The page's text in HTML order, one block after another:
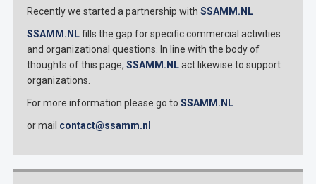
Recently we started a partnership with SSAMM.NL
SSAMM.NLfills the gap for specific commercial activities
and organizational questions. In line with the body of
thoughts of this page, SSAMM.NLact likewise to support
organizations.
For more information please go to SSAMM.NL
or mail contact@ssamm.nl